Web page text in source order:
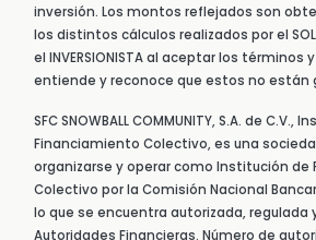
inversión. Los montos reflejados son
los distintos cálculos realizados por el
el INVERSIONISTA al aceptar los términos
entiende y reconoce que estos no están
SFC SNOWBALL COMMUNITY, S.A. de C.V.,
Financiamiento Colectivo, es una
organizarse y operar como Institución de
Colectivo por la Comisión Nacional
lo que se encuentra autorizada, regulada
Autoridades Financieras. Número de